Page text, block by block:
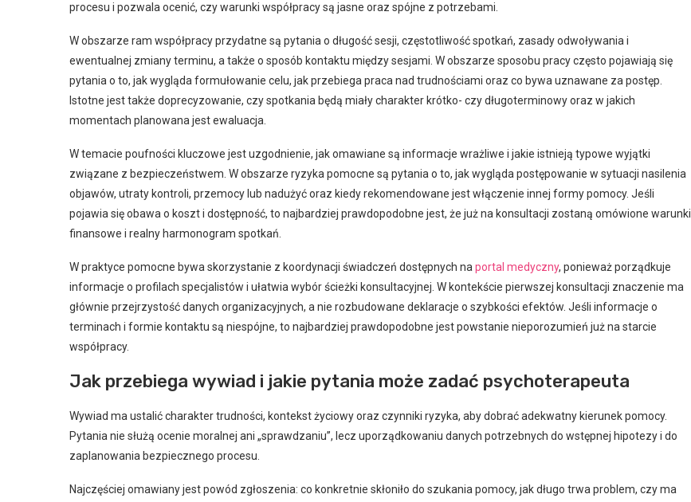
procesu i pozwala ocenić, czy warunki współpracy są jasne oraz spójne z potrzebami.
W obszarze ram współpracy przydatne są pytania o długość sesji, częstotliwość spotkań, zasady odwoływania i
ewentualnej zmiany terminu, a także o sposób kontaktu między sesjami. W obszarze sposobu pracy często pojawiają się
pytania o to, jak wygląda formułowanie celu, jak przebiega praca nad trudnościami oraz co bywa uznawane za postęp.
Istotne jest także doprecyzowanie, czy spotkania będą miały charakter krótko- czy długoterminowy oraz w jakich
momentach planowana jest ewaluacja.
W temacie poufności kluczowe jest uzgodnienie, jak omawiane są informacje wrażliwe i jakie istnieją typowe wyjątki
związane z bezpieczeństwem. W obszarze ryzyka pomocne są pytania o to, jak wygląda postępowanie w sytuacji nasilenia
objawów, utraty kontroli, przemocy lub nadużyć oraz kiedy rekomendowane jest włączenie innej formy pomocy. Jeśli
pojawia się obawa o koszt i dostępność, to najbardziej prawdopodobne jest, że już na konsultacji zostaną omówione warunki
finansowe i realny harmonogram spotkań.
W praktyce pomocne bywa skorzystanie z koordynacji świadczeń dostępnych na portal medyczny, ponieważ porządkuje
informacje o profilach specjalistów i ułatwia wybór ścieżki konsultacyjnej. W kontekście pierwszej konsultacji znaczenie ma
głównie przejrzystość danych organizacyjnych, a nie rozbudowane deklaracje o szybkości efektów. Jeśli informacje o
terminach i formie kontaktu są niespójne, to najbardziej prawdopodobne jest powstanie nieporozumień już na starcie
współpracy.
Jak przebiega wywiad i jakie pytania może zadać psychoterapeuta
Wywiad ma ustalić charakter trudności, kontekst życiowy oraz czynniki ryzyka, aby dobrać adekwatny kierunek pomocy.
Pytania nie służą ocenie moralnej ani „sprawdzaniu”, lecz uporządkowaniu danych potrzebnych do wstępnej hipotezy i do
zaplanowania bezpiecznego procesu.
Najczęściej omawiany jest powód zgłoszenia: co konkretnie skłoniło do szukania pomocy, jak długo trwa problem, czy ma